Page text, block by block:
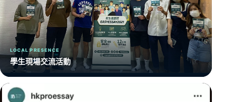
LOCAL PRESENCE
學生現場交流活動